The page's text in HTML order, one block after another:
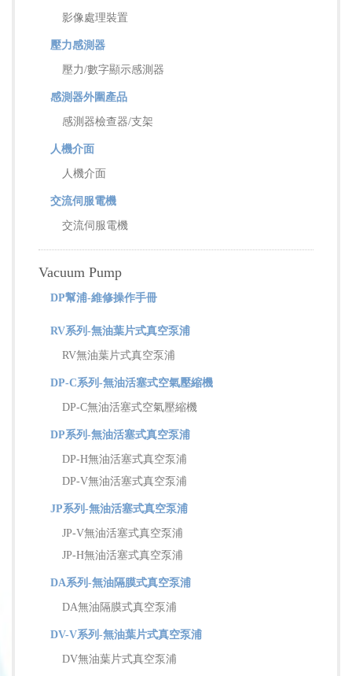
影像處理裝置
壓力感測器
壓力/數字顯示感測器
感測器外圍產品
感測器檢查器/支架
人機介面
人機介面
交流伺服電機
交流伺服電機
Vacuum Pump
DP幫浦-維修操作手冊
RV系列-無油葉片式真空泵浦
RV無油葉片式真空泵浦
DP-C系列-無油活塞式空氣壓縮機
DP-C無油活塞式空氣壓縮機
DP系列-無油活塞式真空泵浦
DP-H無油活塞式真空泵浦
DP-V無油活塞式真空泵浦
JP系列-無油活塞式真空泵浦
JP-V無油活塞式真空泵浦
JP-H無油活塞式真空泵浦
DA系列-無油隔膜式真空泵浦
DA無油隔膜式真空泵浦
DV-V系列-無油葉片式真空泵浦
DV無油葉片式真空泵浦